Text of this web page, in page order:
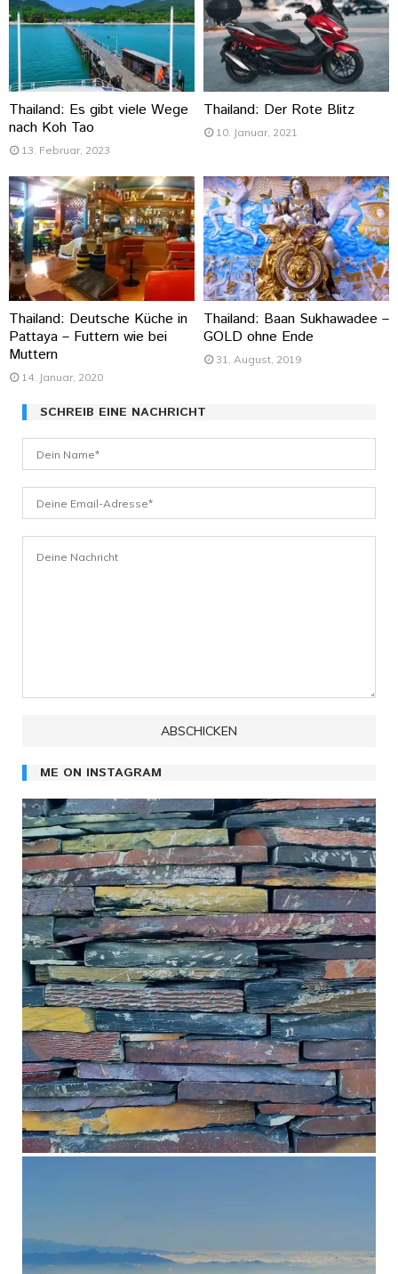
Thailand: Es gibt viele Wege
nach Koh Tao
13. Februar, 2023
Thailand: Der Rote Blitz
10. Januar, 2021
Thailand: Deutsche Küche in
Pattaya – Futtern wie bei
Muttern
14. Januar, 2020
Thailand: Baan Sukhawadee –
GOLD ohne Ende
31. August, 2019
SCHREIB EINE NACHRICHT
ME ON INSTAGRAM